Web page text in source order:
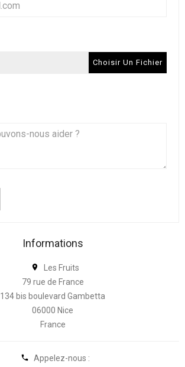
Choisir Un Fichier
Informations

Les Fruits
79 rue de France
134 bis boulevard Gambetta
06000 Nice
France

Appelez-nous :